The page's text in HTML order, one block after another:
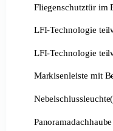
Fliegenschutztür im
LFI-Technologie
LFI-Technologie
Markisenleiste mit